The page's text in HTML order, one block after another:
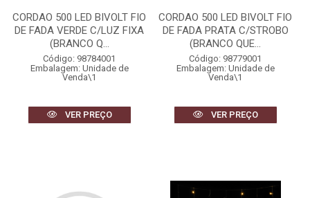
CORDAO 500 LED BIVOLT FIO
DE FADA VERDE C/LUZ FIXA
(BRANCO Q...
Código: 98784001
Embalagem: Unidade de
Venda\1
VER PREÇO
CORDAO 500 LED BIVOLT FIO
DE FADA PRATA C/STROBO
(BRANCO QUE...
Código: 98779001
Embalagem: Unidade de
Venda\1
VER PREÇO